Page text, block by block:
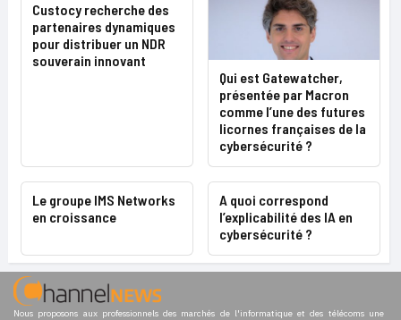
Custocy recherche des
partenaires dynamiques
pour distribuer un NDR
souverain innovant
Qui est Gatewatcher,
présentée par Macron
comme l’une des futures
licornes françaises de la
cybersécurité ?
Le groupe IMS Networks
en croissance
A quoi correspond
l’explicabilité des IA en
cybersécurité ?
Nous proposons aux professionnels des marchés de l'informatique et des télécoms une